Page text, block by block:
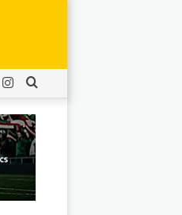
Buscar
Instagram